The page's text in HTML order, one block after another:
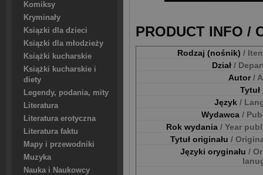
Komiksy
Kryminały
Ksiązki dla dzieci
Ksiązki dla młodzieży
Książki kucharskie
Książki kucharskie i
diety
Legendy, podania, mity
Literatura
Literatura erotyczna
Literatura faktu
Mapy i przewodniki
Muzyka
Nauka i Naukowcy
PRODUCT INFO /
Rodzaj (nośnik) /
Dział /
Autor/
Tytuł
Język /
Wydawca /
Rok wydania / Year
Tytuł originału /
Języki oryginału /